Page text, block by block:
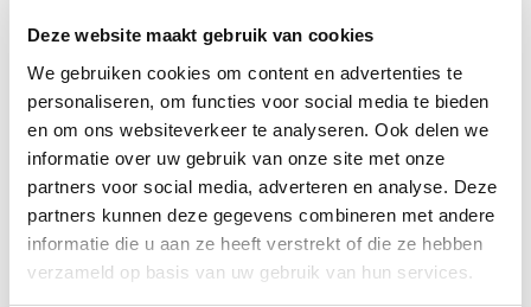
Deze website maakt gebruik van cookies
We gebruiken cookies om content en advertenties te
personaliseren, om functies voor social media te bieden
en om ons websiteverkeer te analyseren. Ook delen we
informatie over uw gebruik van onze site met onze
partners voor social media, adverteren en analyse. Deze
partners kunnen deze gegevens combineren met andere
informatie die u aan ze heeft verstrekt of die ze hebben
verzameld op basis van uw gebruik van hun services.
u zelf reserveren via de uitgebreide zoek & boek
functie, waar u kunt zoeken naar de voor u
geschikte reis. Mocht u dit niet prettig vinden dan
bent u vanzelfsprekend welkom op ons gezellige
reisburo waar de koffie en/of thee voor u klaar staat.
Samen met u zullen wij dan op zoek gaan naar de
reis die het beste bij uw wensen past. Uiteraard kunt
u ook telefonisch of per mail bij ons informeren of
reserveren.